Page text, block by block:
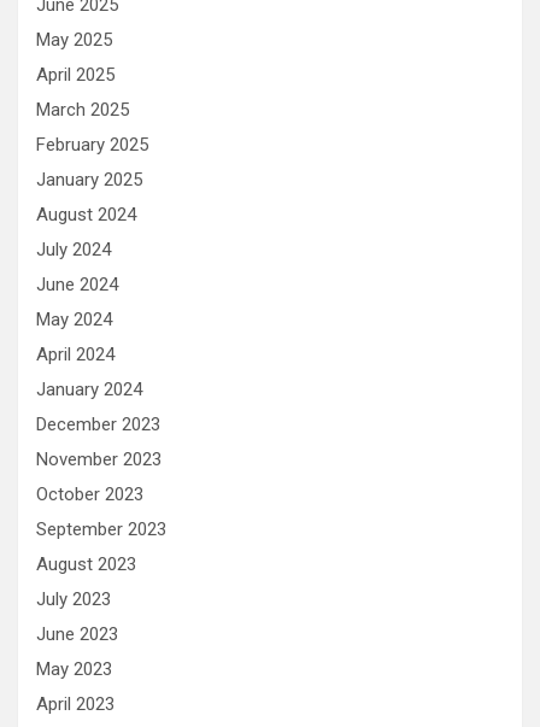
June 2025
May 2025
April 2025
March 2025
February 2025
January 2025
August 2024
July 2024
June 2024
May 2024
April 2024
January 2024
December 2023
November 2023
October 2023
September 2023
August 2023
July 2023
June 2023
May 2023
April 2023